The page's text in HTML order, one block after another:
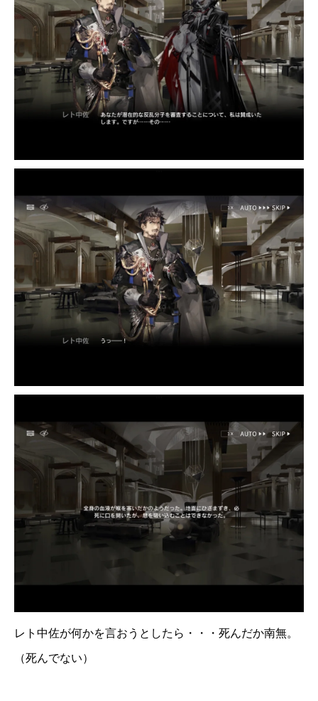
レト中佐が何かを言おうとしたら・・・死んだか南無。
（死んでない）